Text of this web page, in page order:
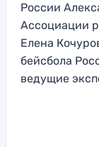
России
Ассоциации
Елена
бейсбола
ведущие